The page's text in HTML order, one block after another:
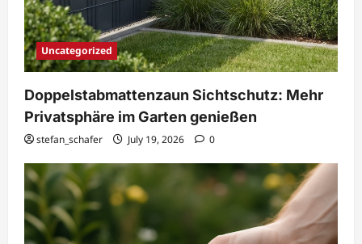
Uncategorized
Doppelstabmattenzaun Sichtschutz: Mehr
Privatsphäre im Garten genießen
stefan_schafer July 19, 2026 0